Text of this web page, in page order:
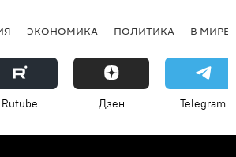
ЭКОНОМИКА ПОЛИТИКА В МИРЕ
Rutube Дзен Telegram